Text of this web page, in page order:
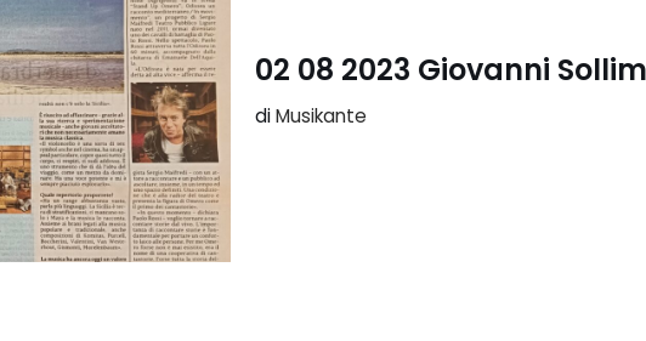
02 08 2023 Giovanni
diMusikante